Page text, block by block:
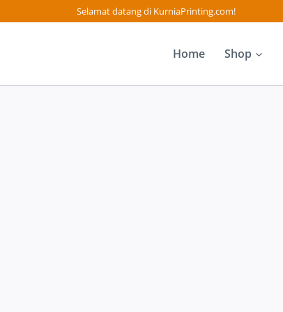
Selamat datang di KurniaPrinting.com!
Home Shop